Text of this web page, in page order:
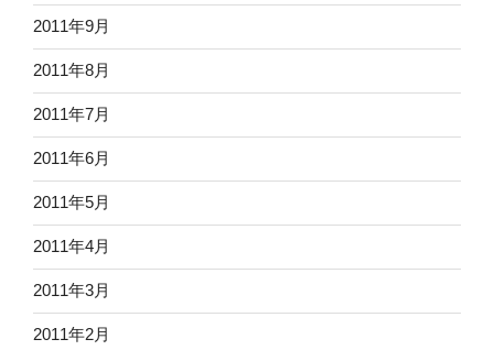
2011年9月
2011年8月
2011年7月
2011年6月
2011年5月
2011年4月
2011年3月
2011年2月